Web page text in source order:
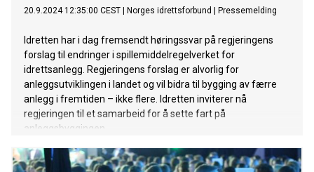
20.9.2024 12:35:00 CEST Norges idrettsforbund Pressemelding
Idretten har i dag fremsendt høringssvar på regjeringens
forslag til endringer i spillemiddelregelverket for
idrettsanlegg. Regjeringens forslag er alvorlig for
anleggsutviklingen i landet og vil bidra til bygging av færre
anlegg i fremtiden – ikke flere. Idretten inviterer nå
regjeringen til et samarbeid for å sette fart på
anleggsbyggingen.